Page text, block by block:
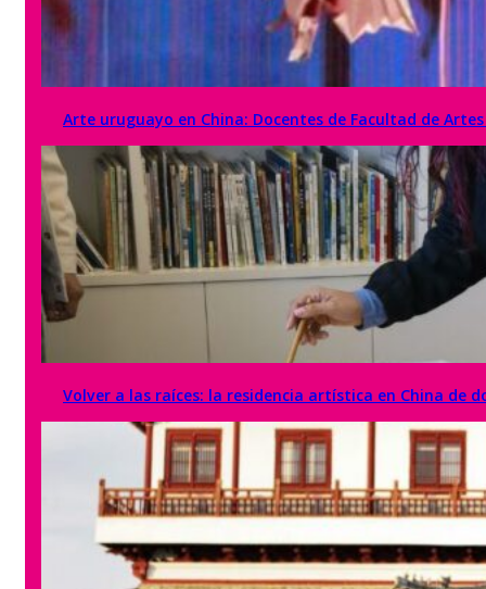
Arte uruguayo en China: Docentes de Facultad de
Volver a las raíces: la residencia artística en China de